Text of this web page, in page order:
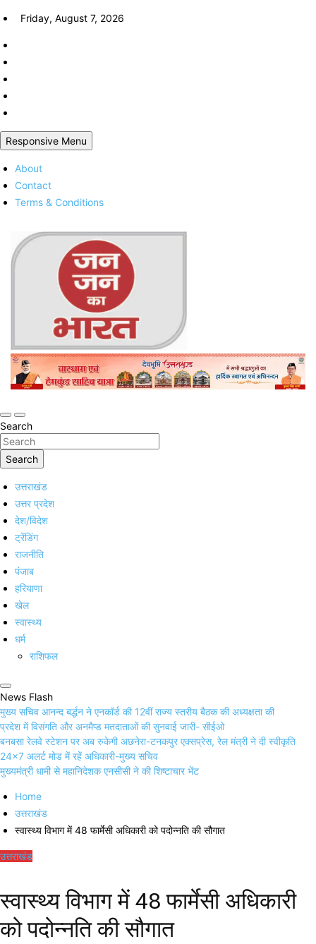
Skip
content
Friday, August 7, 2026
Responsive Menu
About
Contact
Terms & Conditions
Jan Jan Ka Bharat
Online Trending Hindi News Website
Search
Search
उत्तराखंड
उत्तर प्रदेश
देश/विदेश
ट्रेंडिंग
राजनीति
पंजाब
हरियाणा
खेल
स्वास्थ्य
धर्म
राशिफल
News Flash
मुख्य सचिव आनन्द बर्द्धन ने एनकॉर्ड की 12वीं राज्य स्तरीय बैठक की अध्यक्षता की
प्रदेश में विसंगति और अनमैप्ड मतदाताओं की सुनवाई जारी- सीईओ
बनबसा रेलवे स्टेशन पर अब रुकेगी अछनेरा-टनकपुर एक्सप्रेस, रेल मंत्री ने दी स्वीकृति
24×7 अलर्ट मोड में रहें अधिकारी-मुख्य सचिव
मुख्यमंत्री धामी से महानिदेशक एनसीसी ने की शिष्टाचार भेंट
Home
उत्तराखंड
स्वास्थ्य विभाग में 48 फार्मेसी अधिकारी को पदोन्नति की सौगात
उत्तराखंड
स्वास्थ्य विभाग में 48 फार्मेसी अधिकारी
को पदोन्नति की सौगात